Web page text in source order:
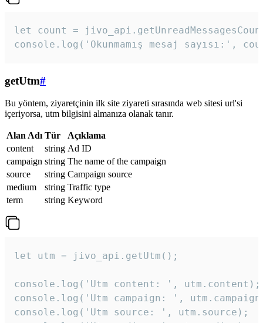
let count =
console.log('Okunmamış mesaj sayısı:',
getUtm#
Bu yöntem, ziyaretçinin ilk site ziyareti sırasında web sitesi url'si
içeriyorsa, utm bilgisini almanıza olanak tanır.
Alan Adı Tür
Açıklama
content
string Ad ID
campaign string The name of the campaign
source
string Campaign source
medium
string Traffic type
term
string Keyword
let utm = jivo_api.getUtm();
console.log('Utm content: ', utm.content);
console.log('Utm campaign: ',
console.log('Utm source: ', utm.source);